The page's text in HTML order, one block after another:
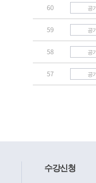
60 공
59 공
58 공
57 공
수강신청